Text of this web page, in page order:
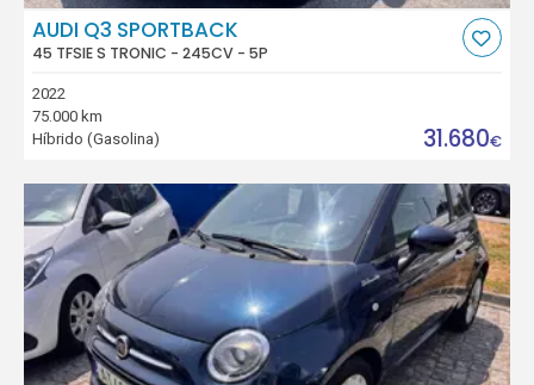
AUDI Q3 SPORTBACK
45 TFSIE S TRONIC - 245CV - 5P
2022
75.000 km
Híbrido (Gasolina)
31.680€